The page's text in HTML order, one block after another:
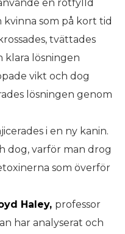
en rotfylld
som på kort tid
tvättades
klara lösningen
vikt och dog
lösningen genom
i en ny kanin.
dog, varför man drog
som överför
Haley, professor
har analyserat och